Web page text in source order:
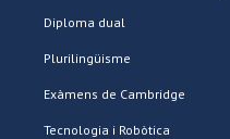
Diploma dual
Plurilingüisme
Exàmens de Cambridge
Tecnologia i Robòtica